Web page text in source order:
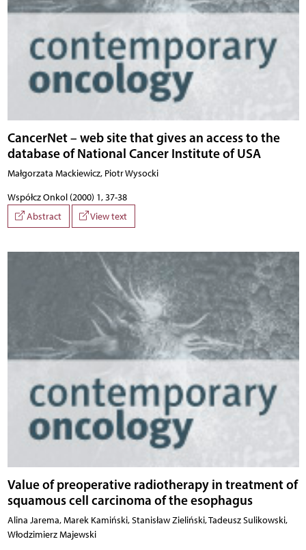
CancerNet – web site that gives an access to the
database of National Cancer Institute of USA
Małgorzata Mackiewicz, Piotr Wysocki
Współcz Onkol (2000) 1, 37-38
Abstract
View text
Value of preoperative radiotherapy in treatment of
squamous cell carcinoma of the esophagus
Alina Jarema, Marek Kamiński, Stanisław Zieliński, Tadeusz Sulikowski,
Włodzimierz Majewski